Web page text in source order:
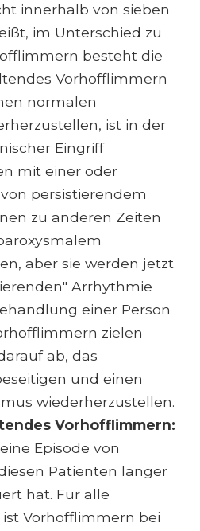
innerhalb von sieben
im Unterschied zu
besteht die
Vorhofflimmern
normalen
ist in der
Eingriff
mit einer oder
persistierendem
zu anderen Zeiten
aber sie werden jetzt
Arrhythmie
einer Person
zielen
ab, das
und einen
wiederherzustellen.
Vorhofflimmern:
Episode von
Patienten länger
hat. Für alle
Vorhofflimmern bei